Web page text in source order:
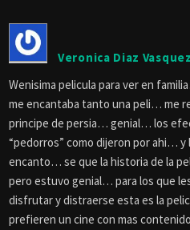
Veronica Diaz Vasquez
Wenisima pelicula para ver en
me encantaba tanto una peli… me
principe de persia… genial… los
“pedorros” como dijeron por ahi… y
encanto… se que la historia de la
pero estuvo genial… para los que
disfrutar y distraerse esta es la
prefieren un cine con mas